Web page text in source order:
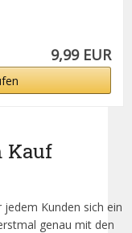
9,99 EUR
Kauf
Kunden sich ein
genau mit den